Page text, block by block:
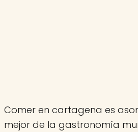
Comer en cartagena es
mejor de la gastronomía